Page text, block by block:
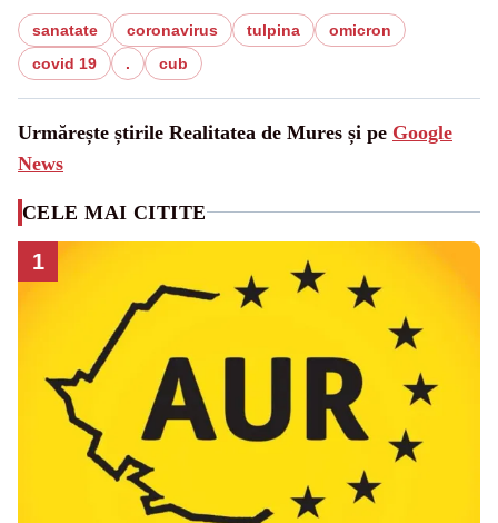
sanatate coronavirus tulpina
omicron
covid 19
. cub
Urmărește știrile Realitatea de Mures și pe Google
News
CELE MAI CITITE
1